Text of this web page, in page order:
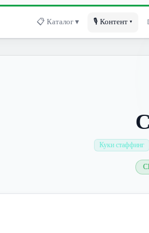
📋 Каталог ▾ 🎙 Контент ▾
Куки стаффинг